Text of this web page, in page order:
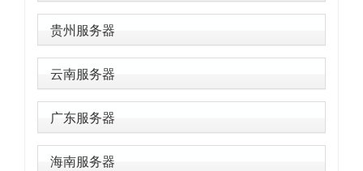
贵州服务器
云南服务器
广东服务器
海南服务器